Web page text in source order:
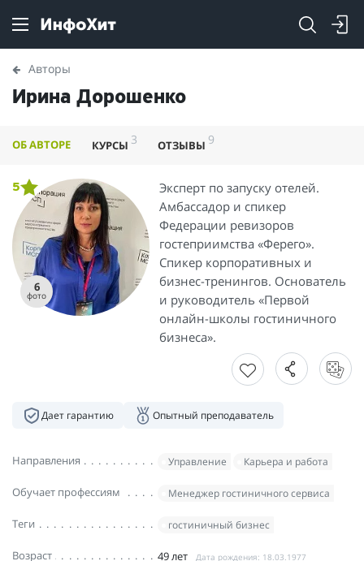
Авторы
Ирина Дорошенко
ОБ АВТОРЕ КУРСЫ 3 ОТЗЫВЫ 9
6
фото
5
Эксперт по запуску отелей.
Амбассадор и спикер
Федерации ревизоров
гостеприимства «Ферего».
Спикер корпоративных и
бизнес-тренингов. Основатель
и руководитель «Первой
онлайн-школы гостиничного
бизнеса».
Дает гарантию Опытный преподаватель
Направления Управление Карьера и работа
Обучает профессиям Менеджер гостиничного сервиса
Теги гостиничный бизнес
Возраст 49 лет Дата рождения: 18.03.1977